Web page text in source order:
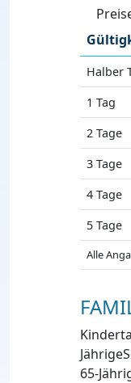
Halber
1 Tag
2 Tage
3 Tage
4 Tage
5 Tage
Alle
65-